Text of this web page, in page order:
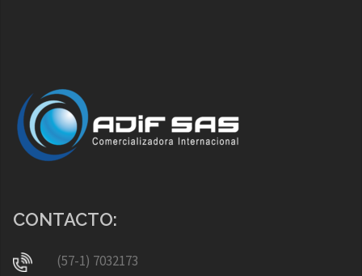
CONTACTO:
(57-1) 7032173